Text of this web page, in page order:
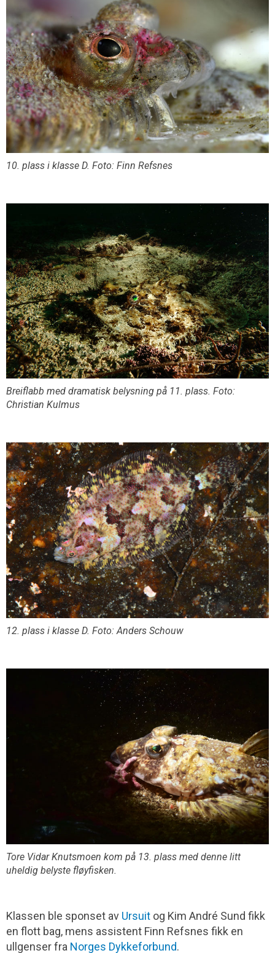
10. plass i klasse D. Foto: Finn Refsnes
Breiflabb med dramatisk belysning på 11. plass. Foto:
Christian Kulmus
12. plass i klasse D. Foto: Anders Schouw
Tore Vidar Knutsmoen kom på 13. plass med denne litt
uheldig belyste fløyfisken.
Klassen ble sponset av Ursuit og Kim André Sund fikk
en flott bag, mens assistent Finn Refsnes fikk en
ullgenser fra Norges Dykkeforbund.